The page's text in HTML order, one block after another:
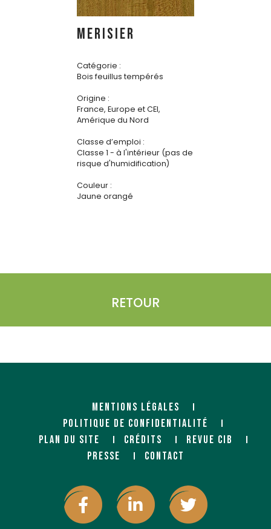
MERISIER
Catégorie :
Bois feuillus tempérés
Origine :
France, Europe et CEI,
Amérique du Nord
Classe d’emploi :
Classe 1 - à l'intérieur (pas de
risque d'humidification)
Couleur :
Jaune orangé
RETOUR
MENTIONS LÉGALES
POLITIQUE DE CONFIDENTIALITÉ
PLAN DU SITE
CRÉDITS
REVUE CIB
PRESSE
CONTACT